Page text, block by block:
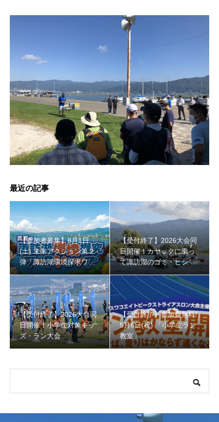
【受付終了】2026大会同日開催！小学生対象キッズ・ラ
ン大会
【受付終了】参加費無料! 5月6日(祝) 「小学生ラン教室」
最近の記事
【参加者募集】8月1日
(土) 未来アクション第２
弾「諏訪湖環境探求ワー
クショップ」小学４年生
から！
【受付終了】2026大会同
日開催！カヤックに乗っ
て諏訪湖のゴミ・ヒシを
回収しよう！
【受付終了】2026大会同
日開催！小学生対象キッ
ズ・ラン大会
【受付終了】参加費無料!
5月6日(祝) 「小学生ラン
教室」